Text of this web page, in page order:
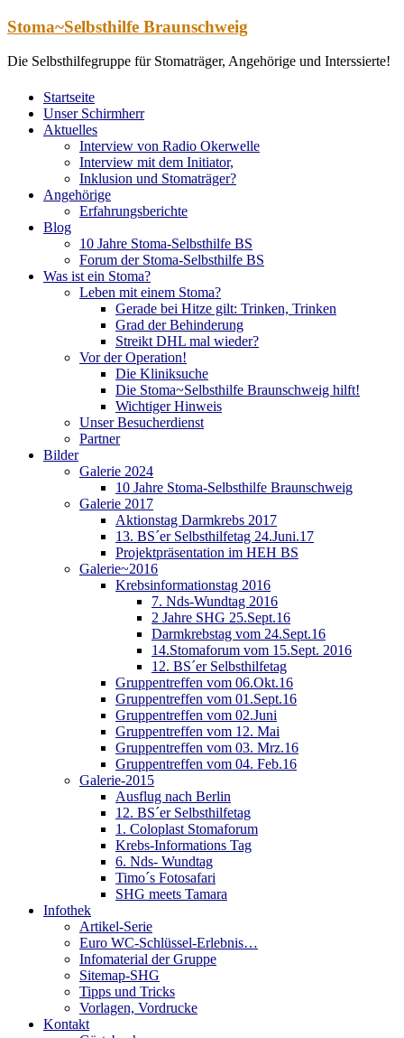
Zum
springen
Stoma~Selbsthilfe Braunschweig
Die Selbsthilfegruppe für Stomaträger, Angehörige und Interssierte!
Startseite
Unser Schirmherr
Aktuelles
Interview von Radio Okerwelle
Interview mit dem Initiator,
Inklusion und Stomaträger?
Angehörige
Erfahrungsberichte
Blog
10 Jahre Stoma-Selbsthilfe BS
Forum der Stoma-Selbsthilfe BS
Was ist ein Stoma?
Leben mit einem Stoma?
Gerade bei Hitze gilt: Trinken, Trinken
Grad der Behinderung
Streikt DHL mal wieder?
Vor der Operation!
Die Kliniksuche
Die Stoma~Selbsthilfe Braunschweig hilft!
Wichtiger Hinweis
Unser Besucherdienst
Partner
Bilder
Galerie 2024
10 Jahre Stoma-Selbsthilfe Braunschweig
Galerie 2017
Aktionstag Darmkrebs 2017
13. BS´er Selbsthilfetag 24.Juni.17
Projektpräsentation im HEH BS
Galerie~2016
Krebsinformationstag 2016
7. Nds-Wundtag 2016
2 Jahre SHG 25.Sept.16
Darmkrebstag vom 24.Sept.16
14.Stomaforum vom 15.Sept. 2016
12. BS´er Selbsthilfetag
Gruppentreffen vom 06.Okt.16
Gruppentreffen vom 01.Sept.16
Gruppentreffen vom 02.Juni
Gruppentreffen vom 12. Mai
Gruppentreffen vom 03. Mrz.16
Gruppentreffen vom 04. Feb.16
Galerie-2015
Ausflug nach Berlin
12. BS´er Selbsthilfetag
1. Coloplast Stomaforum
Krebs-Informations Tag
6. Nds- Wundtag
Timo´s Fotosafari
SHG meets Tamara
Infothek
Artikel-Serie
Euro WC-Schlüssel-Erlebnis…
Infomaterial der Gruppe
Sitemap-SHG
Tipps und Tricks
Vorlagen, Vordrucke
Kontakt